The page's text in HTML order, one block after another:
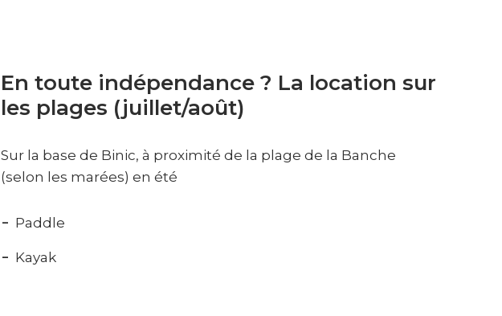
En toute indépendance ? La location sur
les plages (juillet/août)
Sur la base de Binic, à proximité de la plage de la Banche
(selon les marées) en été
Paddle
Kayak